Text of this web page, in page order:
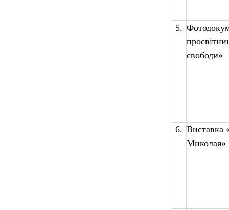
5.
свободи»
6. Виставка
Миколая»